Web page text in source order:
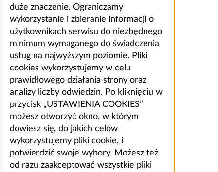
duże znaczenie. Ograniczamy
wykorzystanie i zbieranie informacji o
użytkownikach serwisu do niezbędnego
minimum wymaganego do świadczenia
usług na najwyższym poziomie. Pliki
cookies wykorzystujemy w celu
prawidłowego działania strony oraz
analizy liczby odwiedzin. Po kliknięciu w
przycisk „USTAWIENIA COOKIES”
możesz otworzyć okno, w którym
dowiesz się, do jakich celów
wykorzystujemy pliki cookie, i
potwierdzić swoje wybory. Możesz też
od razu zaakceptować wszystkie pliki